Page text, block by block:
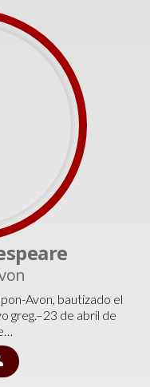
Avon, bautizado el
greg.–23 de abril de